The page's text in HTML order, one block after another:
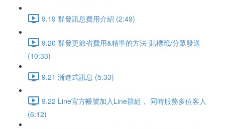
9.19 群發訊息費用介紹 (2:49)
9.20 群發更節省費用&精準的方法-貼標籤/分眾發送
(10:33)
9.21 漸進式訊息 (5:33)
9.22 Line官方帳號加入Line群組， 同時服務多位客人
(6:12)